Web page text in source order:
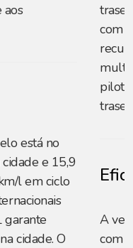
aos
está no
e 15,9
l em ciclo
garante
cidade. O
com
piloto
A
com